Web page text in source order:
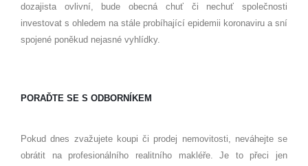
dozajista ovlivní, bude obecná chuť či nechuť společnosti
investovat s ohledem na stále probíhající epidemii koronaviru a sní
spojené poněkud nejasné vyhlídky.
PORAĎTE SE S ODBORNÍKEM
Pokud dnes zvažujete koupi či prodej nemovitosti, neváhejte se
obrátit na profesionálního realitního makléře. Je to přeci jen